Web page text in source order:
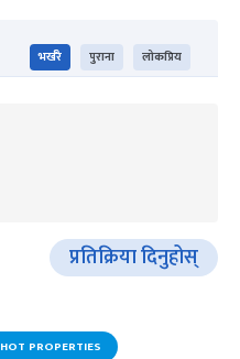
भर्खरै पुराना लोकप्रिय
प्रतिक्रिया दिनुहोस्
HOT PROPERTIES